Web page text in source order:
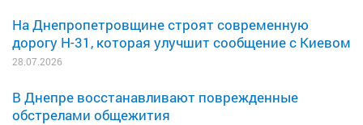
На Днепропетровщине строят современную
дорогу Н-31, которая улучшит сообщение с Киевом
28.07.2026
В Днепре восстанавливают поврежденные
обстрелами общежития